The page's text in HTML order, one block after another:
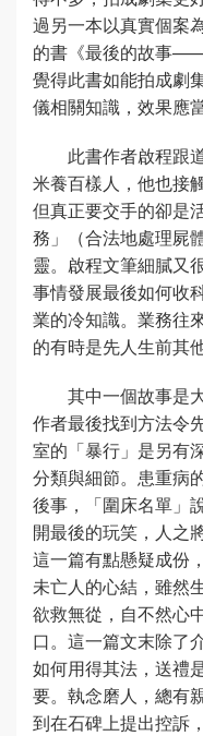
過另一本以真實個案
的書《最後的故事
覺得此書如能拍成劇
儀相關知識，效果應
此書作者啟程跟
米養百樣人，他也接
但真正要交手的卻是
務」（合法地處理屍
靈。啟程文筆細膩又
事情發展最後如何收
業的冷知識。業務往
的有時是先人生前其
其中一個故事是
作者最後找到方法令
室的「暴行」是另有
分類與細節。患重病
後事，「圍床名單」
開最後的玩笑，人之
這一篇有點懸疑成份
未亡人的心結，雖然
欲救無從，自不然心
口。這一篇文末除了
如何用得其法，送禮
要。執念磨人，總有
到在石碑上提出控訴